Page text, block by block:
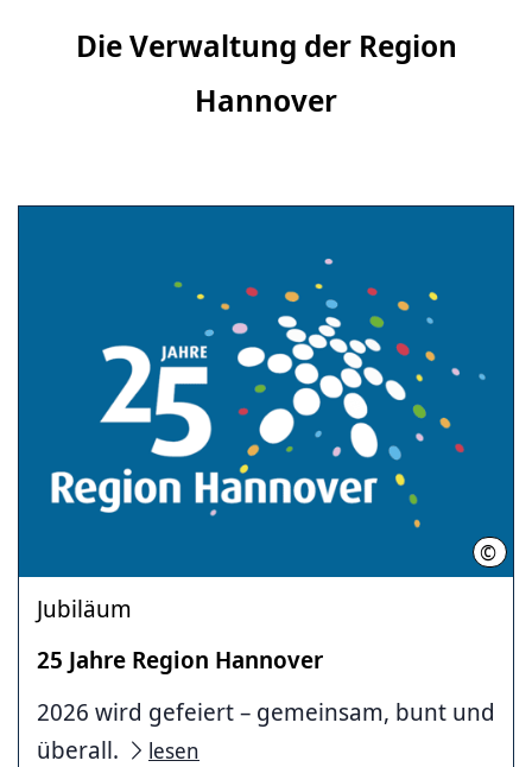
Die Verwaltung der Region
Hannover
©
Jubiläum
25 Jahre Region Hannover
2026 wird gefeiert – gemeinsam, bunt und
überall.
lesen